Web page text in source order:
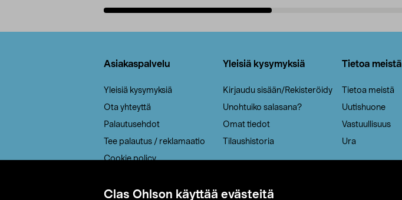
Clas Ohlson käyttää evästeitä
Asiakaspalvelu
Yleisiä kysymyksiä
Ota yhteyttä
Palautusehdot
Tee palautus / reklamaatio
Cookie policy
Saavutettavuus
Yleisiä kysymyksiä
Kirjaudu sisään/Rekisteröidy
Unohtuiko salasana?
Omat tiedot
Tilaushistoria
Tietoa meistä
Tietoa meistä
Uutishuone
Vastuullisuus
Ura